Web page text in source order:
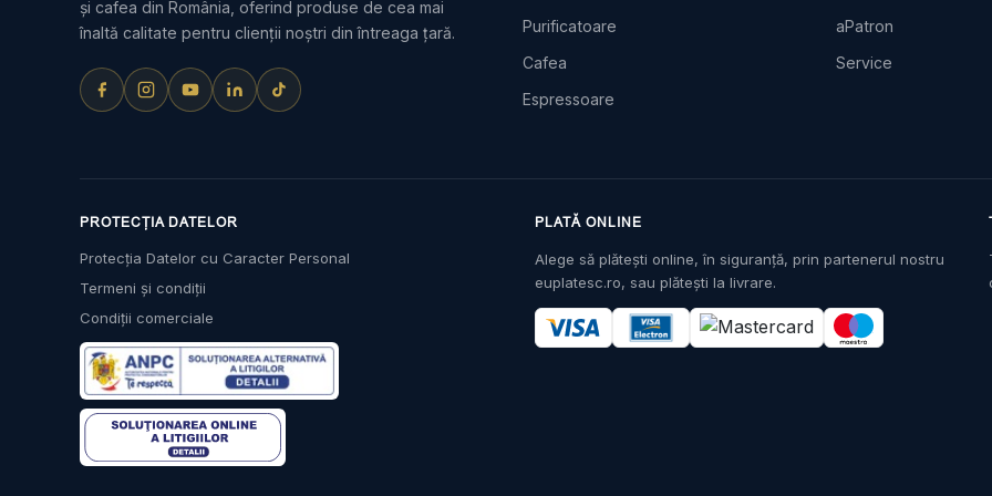
și cafea din România, oferind produse de cea mai
înaltă calitate pentru clienții noștri din întreaga țară.
Purificatoare
Cafea
Espressoare
aPatron
Service
PROTECȚIA DATELOR
Protecția Datelor cu Caracter Personal
Termeni și condiții
Condiții comerciale
PLATĂ ONLINE
Alege să plătești online, în siguranță, prin partenerul nostru
euplatesc.ro, sau plătești la livrare.